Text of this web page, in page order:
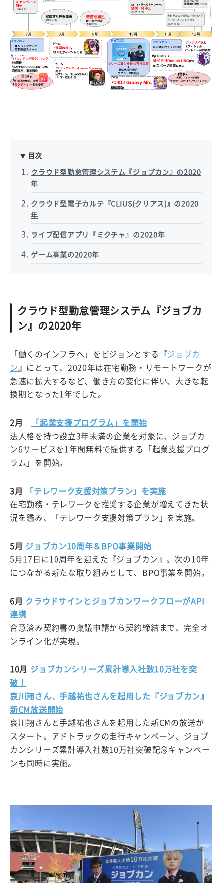
目次
クラウド型勤怠管理システム『ジョブカン』の2020
年
クラウド型電子カルテ『CLIUS(クリアス)』の2020
年
ライブ配信アプリ『ミクチャ』の2020年
ゲーム事業の2020年
クラウド型勤怠管理システム『ジョブカ
ン』の2020年
「働くのインフラへ」をビジョンとする『ジョブカ
ン 』にとって、2020年は在宅勤務・リモートワークが
急速に拡大するなど、働き方の変化に伴い、大きな転
換期となった1年でした。
2月
「起業支援プログラム」を開始
法人格を持つ設立3年未満の企業を対象に、ジョブカ
ン6サービスを1年間無料で提供する「起業支援プログ
ラム」を開始。
3月
「テレワーク支援対策プラン」を実施
在宅勤務・テレワークを推奨する企業が増えてきた状
況を鑑み、「テレワーク支援対策プラン」を実施。
5月 ジョブカン10周年＆BPO事業開始
5月17日に10周年を迎えた『ジョブカン』。次の10年
につながる新たな取り組みとして、BPO事業を開始。
6月 クラウドサインとジョブカンワークフローがAPI
連携
合意済み契約書の稟議申請から契約締結まで、完全オ
ンライン化が実現。
10月 ジョブカンシリーズ累計導入社数10万社を突
破！
哀川翔さん、手越祐也さんを起用した『ジョブカン』
新CM放送開始
哀川翔さんと手越祐也さんを起用した新CMの放送が
スタート。アドトラックの走行キャンペーン、ジョブ
カンシリーズ累計導入社数10万社突破記念キャンペー
ンも同時に実施。